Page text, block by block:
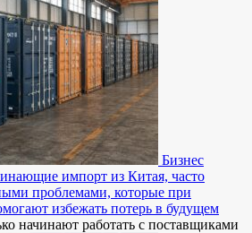
Бизнес
импорт из Китая, часто
проблемами, которые при
избежать потерь в будущем
начинают работать с поставщиками